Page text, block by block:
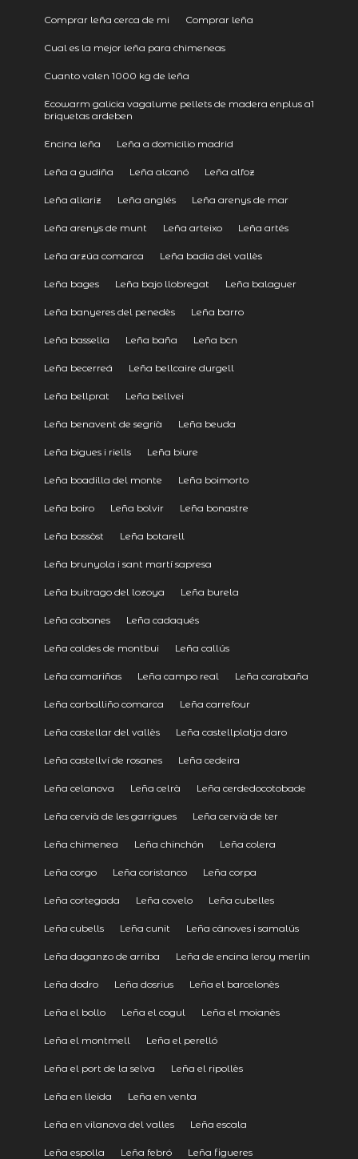
Comprar leña cerca de mi Comprar leña
Cual es la mejor leña para chimeneas
Cuanto valen 1000 kg de leña
Ecowarm galicia vagalume pellets de madera enplus a1
briquetas ardeben
Encina leña Leña a domicilio madrid
Leña a gudiña Leña alcanó Leña alfoz
Leña allariz Leña anglés Leña arenys de mar
Leña arenys de munt Leña arteixo Leña artés
Leña arzúa comarca Leña badia del vallès
Leña bages Leña bajo llobregat Leña balaguer
Leña banyeres del penedès Leña barro
Leña bassella Leña baña Leña bcn
Leña becerreá Leña bellcaire durgell
Leña bellprat Leña bellvei
Leña benavent de segrià Leña beuda
Leña bigues i riells Leña biure
Leña boadilla del monte Leña boimorto
Leña boiro Leña bolvir Leña bonastre
Leña bossòst Leña botarell
Leña brunyola i sant martí sapresa
Leña buitrago del lozoya Leña burela
Leña cabanes Leña cadaqués
Leña caldes de montbui Leña callús
Leña camariñas Leña campo real Leña carabaña
Leña carballiño comarca Leña carrefour
Leña castellar del vallès Leña castellplatja daro
Leña castellví de rosanes Leña cedeira
Leña celanova Leña celrà Leña cerdedocotobade
Leña cervià de les garrigues Leña cervià de ter
Leña chimenea Leña chinchón Leña colera
Leña corgo Leña coristanco Leña corpa
Leña cortegada Leña covelo Leña cubelles
Leña cubells Leña cunit Leña cànoves i samalús
Leña daganzo de arriba Leña de encina leroy merlin
Leña dodro Leña dosrius Leña el barcelonès
Leña el bollo Leña el cogul Leña el moianès
Leña el montmell Leña el perelló
Leña el port de la selva Leña el ripollès
Leña en lleida Leña en venta
Leña en vilanova del valles Leña escala
Leña espolla Leña febró Leña figueres